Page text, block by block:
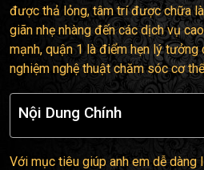
được thả lỏng, tâm trí được chữa
giãn nhẹ nhàng đến các dịch vụ
mạnh, quận 1 là điểm hẹn lý
nghiệm nghệ thuật chăm sóc cơ
Nội Dung Chính
Với mục tiêu giúp anh em dễ dàng